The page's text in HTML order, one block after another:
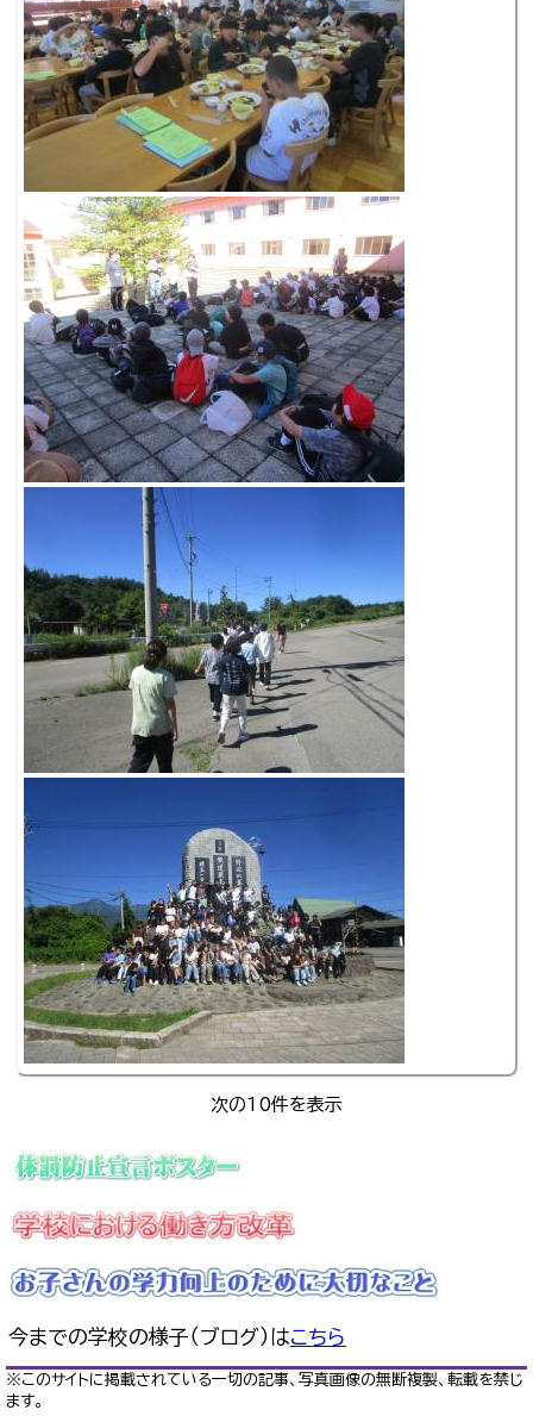
次の10件を表示
今までの学校の様子（ブログ）はこちら
※このサイトに掲載されている一切の記事、写真画像の無断複製、転載を禁じ
ます。